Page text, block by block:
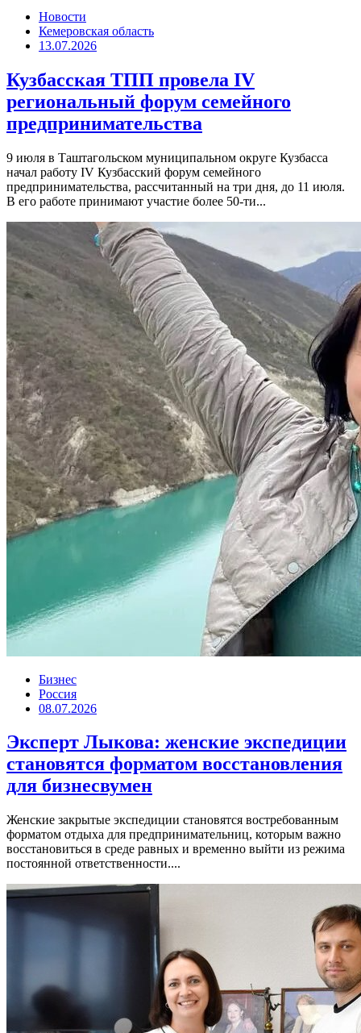
Новости
Кемеровская область
13.07.2026
Кузбасская ТПП провела IV
региональный форум семейного
предпринимательства
9 июля в Таштагольском муниципальном округе Кузбасса
начал работу IV Кузбасский форум семейного
предпринимательства, рассчитанный на три дня, до 11 июля.
В его работе принимают участие более 50-ти...
Бизнес
Россия
08.07.2026
Эксперт Лыкова: женские экспедиции
становятся форматом восстановления
для бизнесвумен
Женские закрытые экспедиции становятся востребованным
форматом отдыха для предпринимательниц, которым важно
восстановиться в среде равных и временно выйти из режима
постоянной ответственности....